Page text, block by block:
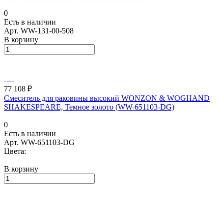
0
Есть в наличии
Арт. WW-131-00-508
В корзину
77 108 ₽
Смеситель для раковины высокий WONZON & WOGHAND
SHAKESPEARE, Темное золото (WW-651103-DG)
0
Есть в наличии
Арт. WW-651103-DG
Цвета:
В корзину